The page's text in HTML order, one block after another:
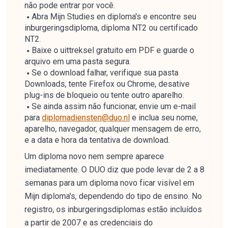
não pode entrar por você.
Abra Mijn Studies en diploma's e encontre seu
inburgeringsdiploma, diploma NT2 ou certificado
NT2.
Baixe o uittreksel gratuito em PDF e guarde o
arquivo em uma pasta segura.
Se o download falhar, verifique sua pasta
Downloads, tente Firefox ou Chrome, desative
plug-ins de bloqueio ou tente outro aparelho.
Se ainda assim não funcionar, envie um e-mail
para diplomadiensten@duo.nl e inclua seu nome,
aparelho, navegador, qualquer mensagem de erro,
e a data e hora da tentativa de download.
Um diploma novo nem sempre aparece
imediatamente. O DUO diz que pode levar de 2 a 8
semanas para um diploma novo ficar visível em
Mijn diploma's, dependendo do tipo de ensino. No
registro, os inburgeringsdiplomas estão incluídos
a partir de 2007 e as credenciais do